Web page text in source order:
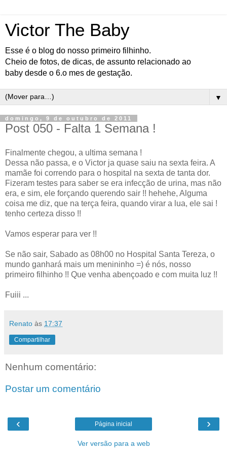
Victor The Baby
Esse é o blog do nosso primeiro filhinho.
Cheio de fotos, de dicas, de assunto relacionado ao
baby desde o 6.o mes de gestação.
▼
domingo, 9 de outubro de 2011
Post 050 - Falta 1 Semana !
Finalmente chegou, a ultima semana !
Dessa não passa, e o Victor ja quase saiu na sexta feira. A
mamãe foi correndo para o hospital na sexta de tanta dor.
Fizeram testes para saber se era infecção de urina, mas não
era, e sim, ele forçando querendo sair !! hehehe, Alguma
coisa me diz, que na terça feira, quando virar a lua, ele sai !
tenho certeza disso !!
Vamos esperar para ver !!
Se não sair, Sabado as 08h00 no Hospital Santa Tereza, o
mundo ganhará mais um menininho =) é nós, nosso
primeiro filhinho !! Que venha abençoado e com muita luz !!
Fuiii ...
Renato às 17:37
Compartilhar
Nenhum comentário:
Postar um comentário
‹ ›
Página inicial
Ver versão para a web